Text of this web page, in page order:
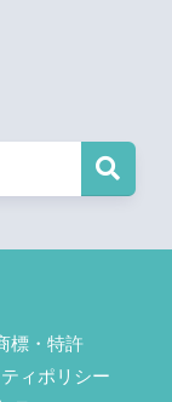
標・特許
ィポリシー